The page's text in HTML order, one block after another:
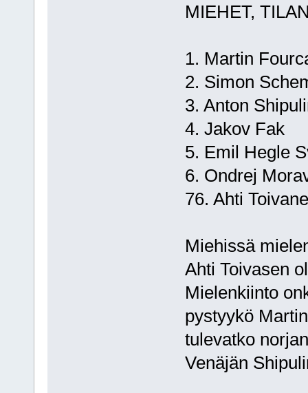
MIEHET,
1. Martin
2. Simon
3. Anton
4. Jakov
5. Emil Hegle
6. Ondrej
76. Ahti
Miehissä
Ahti Toivasen
Mielenkiinto
pystyykö
tulevatko
Venäjän